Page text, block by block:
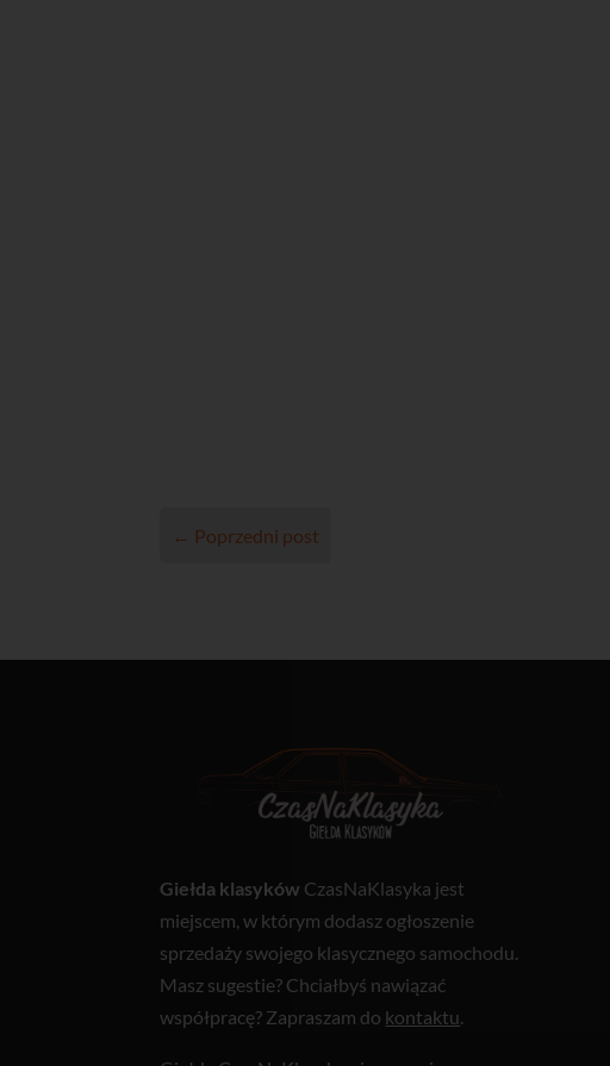
← Poprzedni post
Giełda klasyków CzasNaKlasyka jest
miejscem, w którym dodasz ogłoszenie
sprzedaży swojego klasycznego samochodu.
Masz sugestie? Chciałbyś nawiązać
współpracę? Zapraszam do kontaktu.